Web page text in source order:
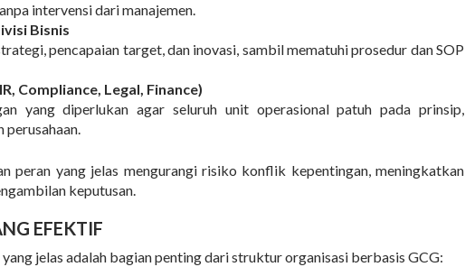
intervensi dari manajemen.
Bisnis
pencapaian target, dan inovasi, sambil mematuhi prosedur dan SOP
Compliance, Legal, Finance)
yang diperlukan agar seluruh unit operasionalpatuh pada prinsip,
perusahaan.
peran yang jelas mengurangi risiko konflik kepentingan, meningkatkan
keputusan.
EFEKTIF
jelas adalah bagian penting dari struktur organisasi berbasis GCG: